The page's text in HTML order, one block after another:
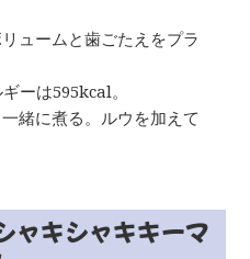
ュームと歯ごたえをプラ
ーは595kcal。
緒に煮る。ルウを加えて
ャキシャキキーマ